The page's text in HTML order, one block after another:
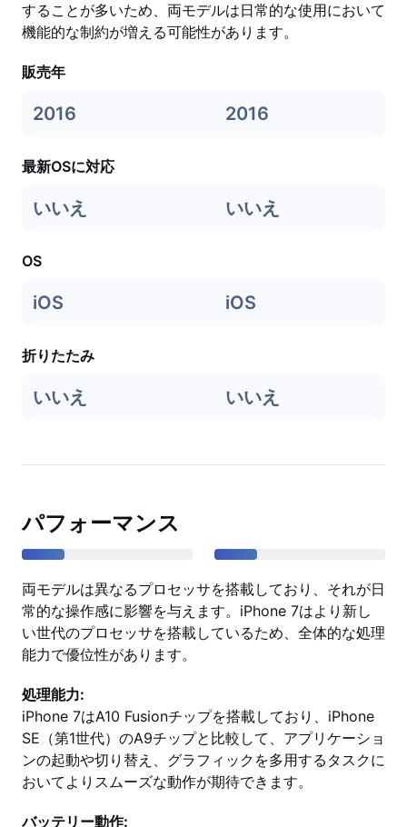
することが多いため、両モデルは日常的な使用において
機能的な制約が増える可能性があります。
販売年
2016 2016
最新OSに対応
いいえ いいえ
OS
iOS iOS
折りたたみ
いいえ いいえ
パフォーマンス
両モデルは異なるプロセッサを搭載しており、それが日
常的な操作感に影響を与えます。iPhone 7はより新し
い世代のプロセッサを搭載しているため、全体的な処理
能力で優位性があります。
処理能力:
iPhone 7はA10 Fusionチップを搭載しており、iPhone
SE（第1世代）のA9チップと比較して、アプリケーショ
ンの起動や切り替え、グラフィックを多用するタスクに
おいてよりスムーズな動作が期待できます。
バッテリー動作: